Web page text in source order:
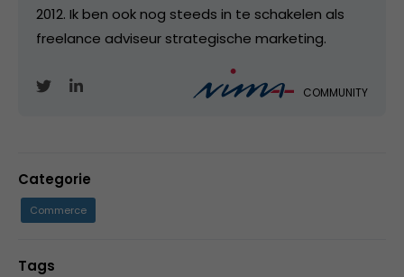
2012. Ik ben ook nog steeds in te schakelen als
freelance adviseur strategische marketing.
COMMUNITY
Categorie
Commerce
Tags